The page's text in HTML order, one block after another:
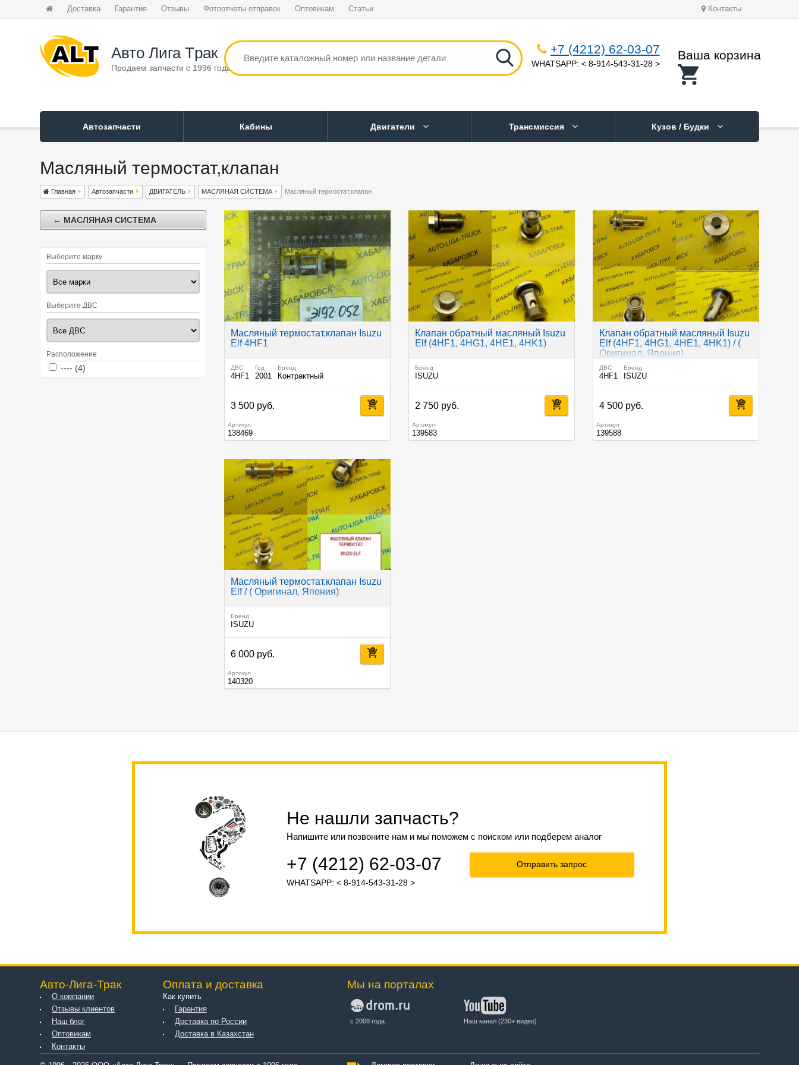
Доставка Гарантия Отзывы Фотоотчеты отправок Оптовикам Статьи Контакты
Авто Лига Tрак
Продаем запчасти с 1996 года
+7 (4212) 62-03-07
WHATSAPP: < 8-914-543-31-28 >
Ваша корзина
Автозапчасти Кабины Двигатели Трансмиссия Кузов / Будки
Масляный термостат,клапан
Главная Автозапчасти ДВИГАТЕЛЬ МАСЛЯНАЯ СИСТЕМА Масляный термостат,клапан
← МАСЛЯНАЯ СИСТЕМА
Выберите марку
Выберите ДВС
Расположение
Apply ---- filter
---- (4)
Масляный термостат,клапан Isuzu
Elf 4HF1
ДВС
4HF1
Год
2001
Бренд
Контрактный
3 500 руб.
Артикул
138469
Клапан обратный масляный Isuzu
Elf (4HF1, 4HG1, 4HE1, 4HK1)
Бренд
ISUZU
2 750 руб.
Артикул
139583
Клапан обратный масляный Isuzu
Elf (4HF1, 4HG1, 4HE1, 4HK1) / (
Оригинал, Япония)
ДВС
4HF1
Бренд
ISUZU
4 500 руб.
Артикул
139588
Масляный термостат,клапан Isuzu
Elf / ( Оригинал, Япония)
Бренд
ISUZU
6 000 руб.
Артикул
140320
Не нашли запчасть?
Напишите или позвоните нам и мы поможем с поиском или подберем аналог
+7 (4212) 62-03-07
WHATSAPP: < 8-914-543-31-28 >
Отправить запрос
Авто-Лига-Трак
О компании
Отзывы клиентов
Наш блог
Оптовикам
Контакты
Оплата и доставка
Как купить
Гарантия
Доставка по России
Доставка в Казахстан
Мы на порталах
с 2008 года. Наш канал (230+ видео)